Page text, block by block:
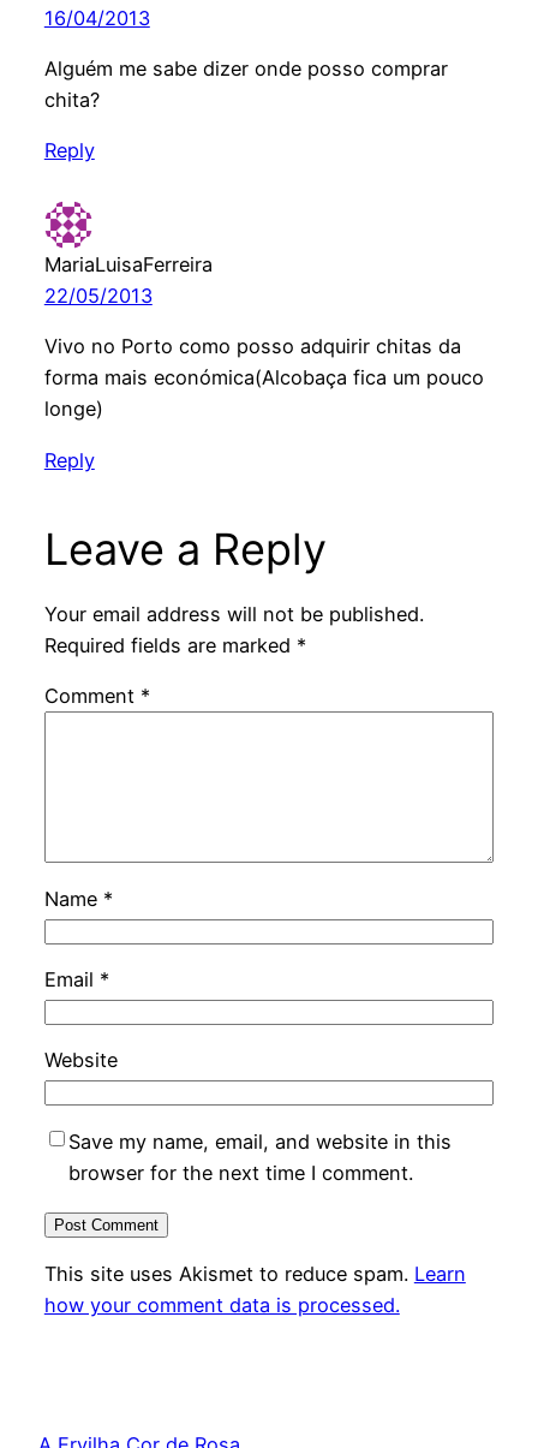
16/04/2013
Alguém me sabe dizer onde posso comprar
chita?
Reply
MariaLuisaFerreira
22/05/2013
Vivo no Porto como posso adquirir chitas da
forma mais económica(Alcobaça fica um pouco
longe)
Reply
Leave a Reply
Your email address will not be published.
Required fields are marked *
Comment *
Name *
Email *
Website
Save my name, email, and website in this
browser for the next time I comment.
This site uses Akismet to reduce spam. Learn
how your comment data is processed.